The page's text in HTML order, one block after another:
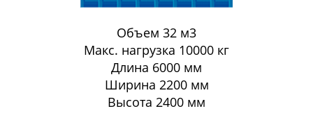
Объем 32 м3
Макс. нагрузка 10000 кг
Длина 6000 мм
Ширина 2200 мм
Высота 2400 мм